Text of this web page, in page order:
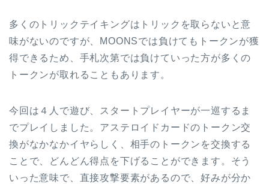
多くのトリックテイキングはトリックを取らないと意
味がないのですが、MOONSでは負けてもトークンが獲
得できるため、手札次第では負けていった方が多くの
トークンが取れることもあります。
今回は４人で遊び、スタートプレイヤーが一巡するま
でプレイしました。アステロイドカードのトークン交
換がなかなかイヤらしく、相手のトークンを交換する
ことで、どんどん得点を下げることができます。そう
いった意味で、直接攻撃要素があるので、好みが分か